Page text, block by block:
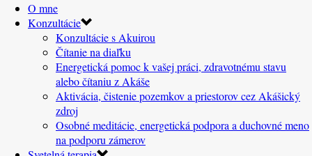
O mne
Konzultácie
Konzultácie s Akuirou
Čítanie na diaľku
Energetická pomoc k vašej práci, zdravotnému stavu
alebo čítaniu z Akáše
Aktivácia, čistenie pozemkov a priestorov cez Akášický
zdroj
Osobné meditácie, energetická podpora a duchovné meno
na podporu zámerov